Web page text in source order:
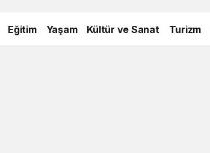
Eğitim Yaşam Kültür ve Sanat Turizm